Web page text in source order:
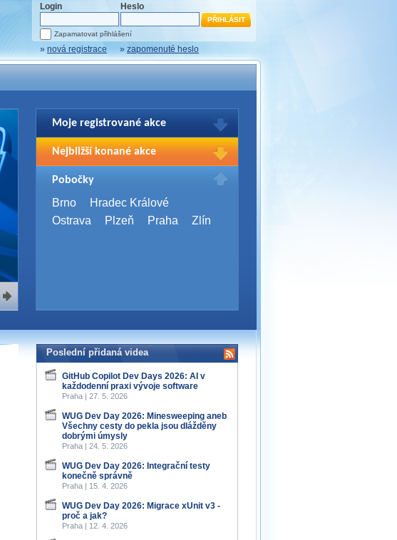
Login Heslo
Zapamatovat přihlášení
» nová registrace » zapomenuté heslo
Moje registrované akce
Pro zobrazení Vašich registrací na akce
se prosím přihlašte.
Nejbližší konané akce
WUG Days 2026
4. 9. 2026,Brno
SQL Server Bootcamp 2026
Pobočky
Brno
Hradec Králové
Ostrava
Plzeň Praha Zlín
Poslední přidaná videa
GitHub Copilot Dev Days 2026: AI v
každodenní praxi vývoje software
Praha | 27. 5. 2026
WUG Dev Day 2026: Minesweeping aneb
Všechny cesty do pekla jsou dlážděny
dobrými úmysly
Praha | 24. 5. 2026
WUG Dev Day 2026: Integrační testy
konečně správně
Praha | 15. 4. 2026
WUG Dev Day 2026: Migrace xUnit v3 -
proč a jak?
Praha | 12. 4. 2026